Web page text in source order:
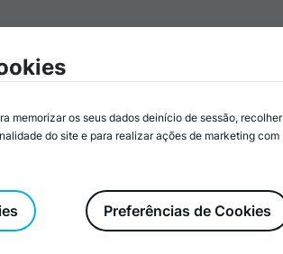
memorizar os seus dados deinício de sessão, recolher
do site e para realizar ações de marketing com
Preferências de Cookies